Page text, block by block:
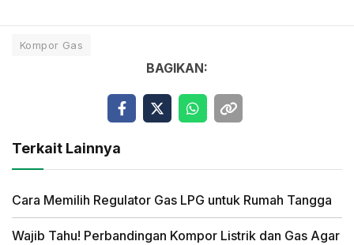
Kompor Gas
BAGIKAN:
Terkait Lainnya
Cara Memilih Regulator Gas LPG untuk Rumah Tangga
Wajib Tahu! Perbandingan Kompor Listrik dan Gas Agar